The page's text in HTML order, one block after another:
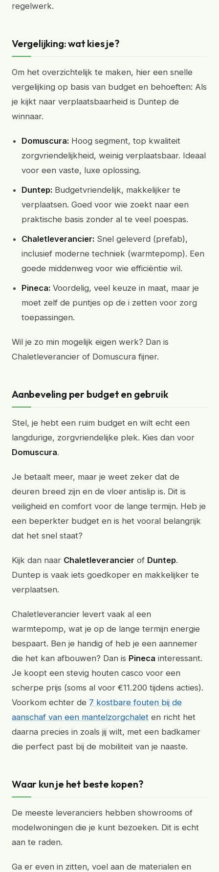
regelwerk.
Vergelijking: wat kies je?
Om het overzichtelijk te maken, hier een snelle
vergelijking op basis van budget en behoeften: Als
je kijkt naar verplaatsbaarheid is Duntep de
winnaar.
Domuscura: Hoog segment, top kwaliteit
zorgvriendelijkheid, weinig verplaatsbaar. Ideaal
voor een vaste, luxe oplossing.
Duntep: Budgetvriendelijk, makkelijker te
verplaatsen. Goed voor wie zoekt naar een
praktische basis zonder al te veel poespas.
Chaletleverancier: Snel geleverd (prefab),
inclusief moderne techniek (warmtepomp). Een
goede middenweg voor wie efficiëntie wil.
Pineca: Voordelig, veel keuze in maat, maar je
moet zelf de puntjes op de i zetten voor zorg
toepassingen.
Wil je zo min mogelijk eigen werk? Dan is
Chaletleverancier of Domuscura fijner.
Aanbeveling per budget en gebruik
Stel, je hebt een ruim budget en wilt echt een
langdurige, zorgvriendelijke plek. Kies dan voor
Domuscura.
Je betaalt meer, maar je weet zeker dat de
deuren breed zijn en de vloer antislip is. Dit is
veiligheid en comfort voor de lange termijn. Heb je
een beperkter budget en is het vooral belangrijk
dat het snel staat?
Kijk dan naar Chaletleverancier of Duntep.
Duntep is vaak iets goedkoper en makkelijker te
verplaatsen.
Chaletleverancier levert vaak al een
warmtepomp, wat je op de lange termijn energie
bespaart. Ben je handig of heb je een aannemer
die het kan afbouwen? Dan is Pineca interessant.
Je koopt een stevig houten casco voor een
scherpe prijs (soms al voor €11.200 tijdens acties).
Voorkom echter de 7 kostbare fouten bij de
aanschaf van een mantelzorgchalet en richt het
daarna precies in zoals jij wilt, met een badkamer
die perfect past bij de mobiliteit van je naaste.
Waar kun je het beste kopen?
De meeste leveranciers hebben showrooms of
modelwoningen die je kunt bezoeken. Dit is echt
aan te raden.
Ga er even in zitten, voel aan de materialen en